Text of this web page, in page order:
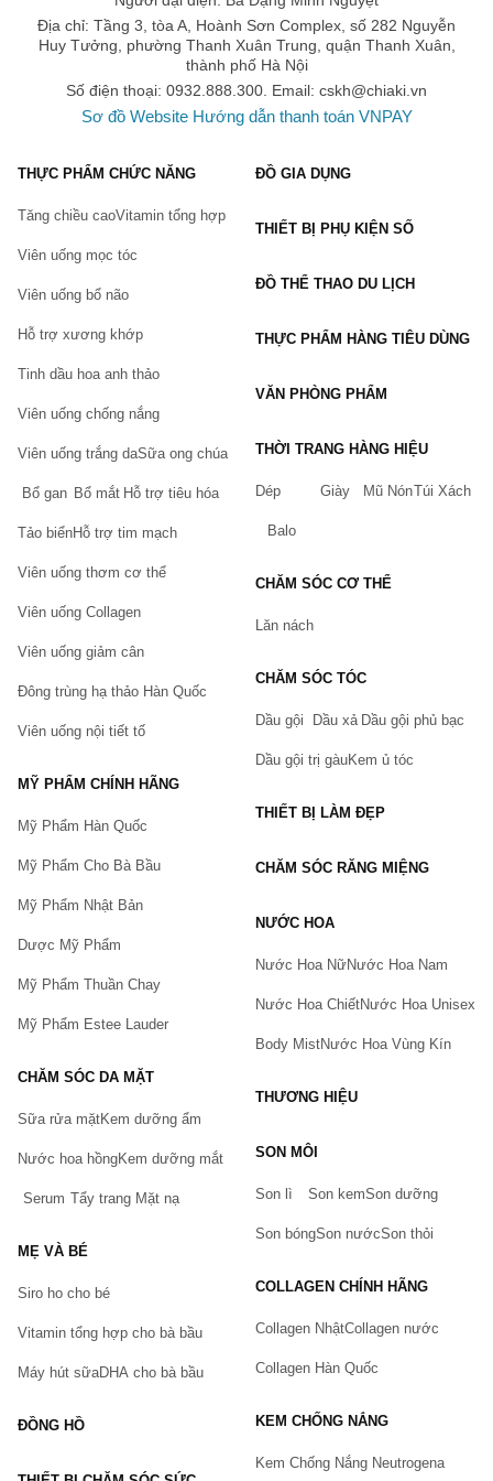
Có khả năng tái sử dụng nhiều lần, hạn chế việc sử dụng đồ
nhựa.
Chất liệu bền đẹp, được khuyến cáo giá giải quyết sử dụng
Đựng nước ép trái cây tự làm, bảo quản lành tính và tiện lợi.
Chứa mật ong, tạo nên thiết kế trang nhã cho bàn ăn.
Sử dụng để ngâm trái cây, làm sữa chua hay overnight oats.
Phù hợp cho việc meal prep, bảo quản ngũ cốc cho các bữa
ăn tiện lợi.
Có thể dùng làm vật trang trí cho không gian bếp thêm phần
hiện đại.
Hướng dẫn sử dụng và bảo quản:
Trước và sau khi sử dụng, hãy rửa sạch bằng nước ấm và xà
phòng nhẹ để giữ cho chai luôn mới và không ám mùi. Tránh để
Chai có lành tính để đựng thực phẩm không?
được làm từ thủy tinh lành tính thực phẩm.
nên rửa bằng tay để bảo đảm độ bền lâu dài của sản phẩm.
Chai có dễ vệ sinh không?
ấm và xà phòng nhẹ.
Hãy để Chai Thủy Tinh Quattro 400ml Bormioli Rocco làm điểm
nhấn cho không gian bếp của bạn! Đặt hàng ngay hôm nay để
tận hưởng những cảm giác sang trọng và tiện ích mà sản phẩm
mang lại!
Bạn gặp vấn đề về sản phẩm hay mua hàng?
Hãy báo lỗi cho chúng tôi. Hoặc gọi cho chúng tôi qua số
Địa chỉ: Tầng 3, tòa A, Hoành Sơn Complex, số 282 Nguyễn
Huy Tưởng, phường Thanh Xuân Trung, quận Thanh Xuân,
thành phố Hà Nội
Số điện thoại: 0932.888.300. Email: cskh@chiaki.vn
Sơ đồ Website Hướng dẫn thanh toán VNPAY
THỰC PHẨM CHỨC NĂNG
Tăng chiều caoVitamin tổng hợp
Viên uống mọc tóc
Viên uống bổ não
Hỗ trợ xương khớp
Tinh dầu hoa anh thảo
Viên uống chống nắng
Viên uống trắng daSữa ong chúa
Bổ gan Bổ mắt Hỗ trợ tiêu hóa
Tảo biểnHỗ trợ tim mạch
Viên uống thơm cơ thể
Viên uống Collagen
Viên uống giảm cân
Đông trùng hạ thảo Hàn Quốc
Viên uống nội tiết tố
MỸ PHẨM CHÍNH HÃNG
Mỹ Phẩm Hàn Quốc
Mỹ Phẩm Cho Bà Bầu
Mỹ Phẩm Nhật Bản
Dược Mỹ Phẩm
Mỹ Phẩm Thuần Chay
Mỹ Phẩm Estee Lauder
CHĂM SÓC DA MẶT
Sữa rửa mặtKem dưỡng ẩm
Nước hoa hồngKem dưỡng mắt
Serum Tẩy trang Mặt nạ
MẸ VÀ BÉ
Siro ho cho bé
Vitamin tổng hợp cho bà bầu
Máy hút sữaDHA cho bà bầu
ĐỒNG HỒ
ĐỒ GIA DỤNG
THIẾT BỊ PHỤ KIỆN SỐ
ĐỒ THỂ THAO DU LỊCH
THỰC PHẨM HÀNG TIÊU DÙNG
VĂN PHÒNG PHẨM
THỜI TRANG HÀNG HIỆU
Dép Giày Mũ NónTúi Xách
Balo
CHĂM SÓC CƠ THỂ
Lăn nách
CHĂM SÓC TÓC
Dầu gội Dầu xả Dầu gội phủ bạc
Dầu gội trị gàuKem ủ tóc
THIẾT BỊ LÀM ĐẸP
CHĂM SÓC RĂNG MIỆNG
NƯỚC HOA
Nước Hoa NữNước Hoa Nam
Nước Hoa ChiếtNước Hoa Unisex
Body MistNước Hoa Vùng Kín
THƯƠNG HIỆU
SON MÔI
Son lì Son kemSon dưỡng
Son bóngSon nướcSon thỏi
COLLAGEN CHÍNH HÃNG
Collagen NhậtCollagen nước
Collagen Hàn Quốc
KEM CHỐNG NẮNG
Kem Chống Nắng Neutrogena